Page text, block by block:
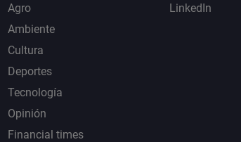
Agro
Ambiente
Cultura
Deportes
Tecnología
Opinión
Financial times
LinkedIn